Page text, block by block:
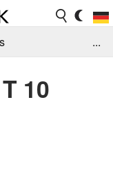
Jobs
...
10